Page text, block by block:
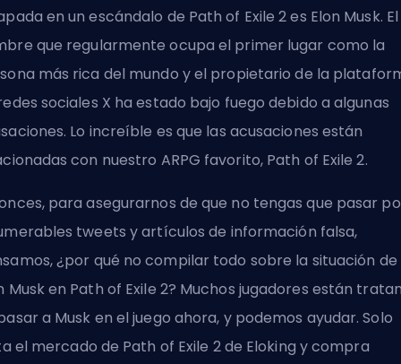
en un escándalo de Path of Exile 2 es Elon Musk. El
que regularmente ocupa el primer lugar como la
más rica del mundo y el propietario de la
sociales X ha estado bajo fuego debido a algunas
Lo increíble es que las acusaciones están
con nuestro ARPG favorito, Path of Exile 2.
para asegurarnos de que no tengas que pasar
tweets y artículos de información falsa,
¿por qué no compilar todo sobre la situación de
Musk en Path of Exile 2? Muchos jugadores están
a Musk en el juego ahora, y podemos ayudar. Solo
el mercado de Path of Exile 2 de Eloking y compra